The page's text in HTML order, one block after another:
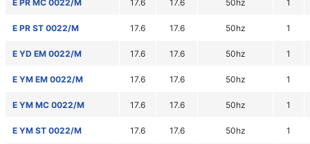
E PR MC 0022/M 17.6 17.6 50hz 1
E PR ST 0022/M 17.6 17.6 50hz 1
E YD EM 0022/M 17.6 17.6 50hz 1
E YM EM 0022/M 17.6 17.6 50hz 1
E YM MC 0022/M 17.6 17.6 50hz 1
E YM ST 0022/M 17.6 17.6 50hz 1